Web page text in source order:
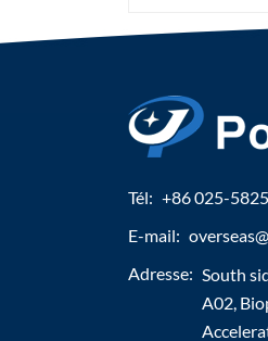
Tél: +86 025-
E-mail:
Adresse: South
A02,